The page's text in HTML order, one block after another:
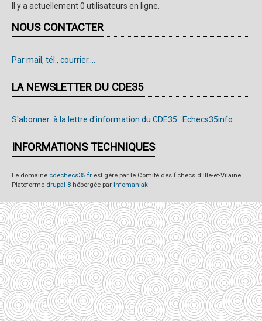
Il y a actuellement 0 utilisateurs en ligne.
NOUS CONTACTER
Par mail, tél., courrier....
LA NEWSLETTER DU CDE35
S'abonner à la lettre d'information du CDE35 : Echecs35info
INFORMATIONS TECHNIQUES
Le domaine cdechecs35.fr est géré par le Comité des Échecs d'Ille-et-Vilaine.
Plateforme drupal 8 hébergée par Infomaniak